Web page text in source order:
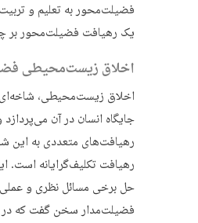
فضیلت‌محور به تعلیم و
یک رهیافت فضیلت‌محور بر
اخلاق زیست‌محیطی
اخلاق زیست‌محیطی،
جایگاه انسان در آن
رهیافت‌های متعددی به این
رهیافت تکلیف‌گرایانه
حل برخی مسائل نظری و عملی
فضیلت‌مدار سخن گفت که در